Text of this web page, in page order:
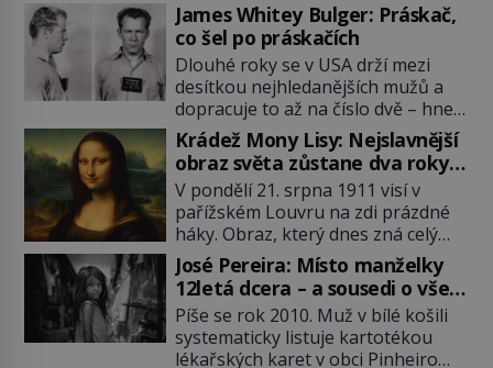
James Whitey Bulger: Práskač,
co šel po práskačích
Dlouhé roky se v USA drží mezi
desítkou nejhledanějších mužů a
dopracuje to až na číslo dvě – hned
po Usámovi bin Ládinovi (1957–
2011). To je James „Whitey“ Bulger
(1929–2018) viněný ze spoluúčasti
na 19 vraždách, vydírání a lichvy. A
samozřejmě, krom toho je ještě
drogový dealer, který neváhá
odstranit z cesty všechny práskače,
zatímco […]
Krádež Mony Lisy: Nejslavnější
obraz světa zůstane dva roky
nezvěstný
V pondělí 21. srpna 1911 visí v
pařížském Louvru na zdi prázdné
háky. Obraz, který dnes zná celý
svět, je pryč. Zpočátku si nikdo
nemyslí, že jde o krádež.
Zaměstnanci jsou přesvědčeni, že
Mona Lisa je jen v restaurátorské
dílně nebo u fotografa. Když se
José Pereira: Místo manželky
12letá dcera – a sousedi o všem
vědí!
Píše se rok 2010. Muž v bílé košili
systematicky listuje kartotékou
lékařských karet v obci Pinheiro